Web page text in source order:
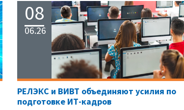
08
06.26
РЕЛЭКС и ВИВТ объединяют усилия по
подготовке ИТ-кадров